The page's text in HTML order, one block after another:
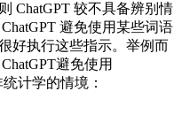
ChatGPT 较不具备辨别情
避免使用某些词语
好执行这些指示。举例而
避免使用
计学的情境：